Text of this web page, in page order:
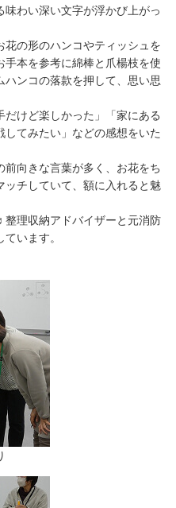
わい深い文字が浮かび上がっ
の形のハンコやティッシュを
本を参考に綿棒と爪楊枝を使
ハンコの落款を押して、思い思
けど楽しかった」「家にある
てみたい」などの感想をいた
前向きな言葉が多く、お花をち
ッチしていて、額に入れると魅
理収納アドバイザーと元消防
います。